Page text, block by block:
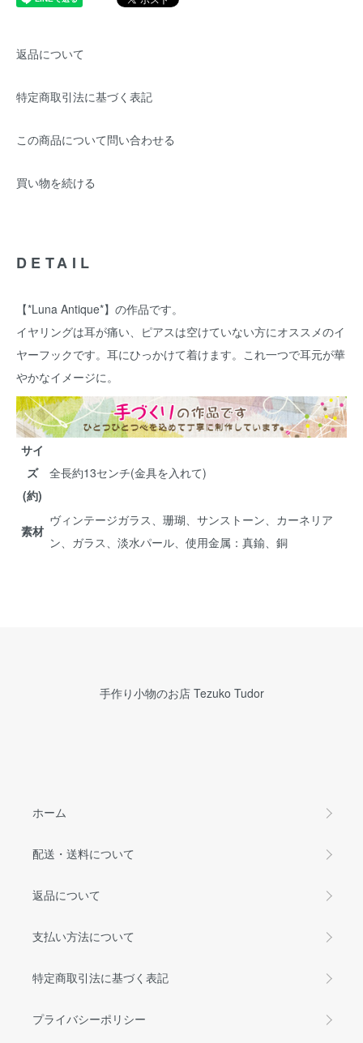
返品について
特定商取引法に基づく表記
この商品について問い合わせる
買い物を続ける
DETAIL
【*Luna Antique*】の作品です。
イヤリングは耳が痛い、ピアスは空けていない方にオススメのイ
ヤーフックです。耳にひっかけて着けます。これ一つで耳元が華
やかなイメージに。
サイ
ズ
(約)
全長約13センチ(金具を入れて)
素材
ヴィンテージガラス、珊瑚、サンストーン、カーネリア
ン、ガラス、淡水パール、使用金属：真鍮、銅
手作り小物のお店 Tezuko Tudor
ホーム
配送・送料について
返品について
支払い方法について
特定商取引法に基づく表記
プライバシーポリシー